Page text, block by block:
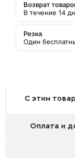
Возврат
В течение 14
Резка
Один
С этим
Оплата и